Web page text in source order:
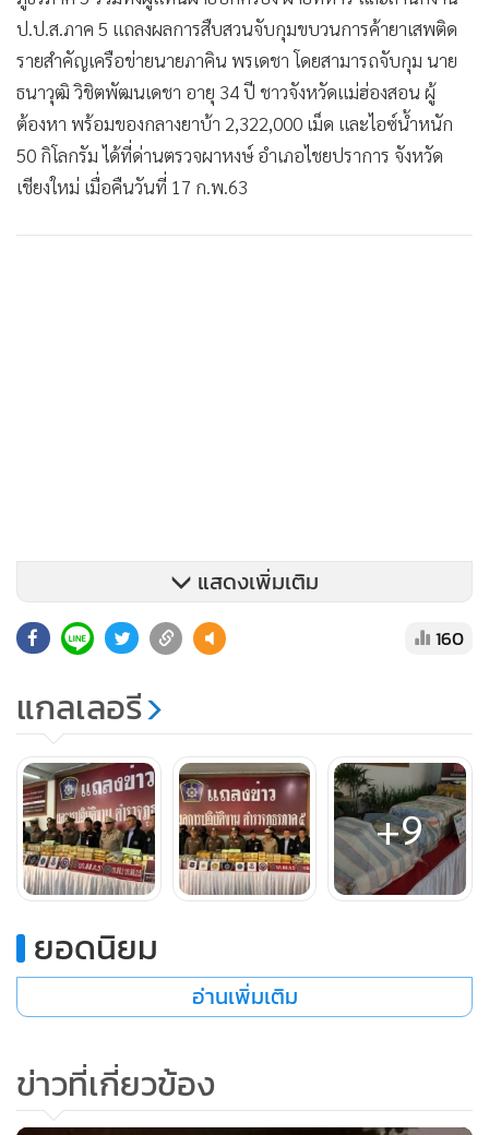
ป.ป.ส.ภาค 5 แถลงผลการสืบสวนจับกุมขบวนการค้ายาเสพติด
รายสำคัญเครือข่ายนายภาคิน พรเดชา โดยสามารถจับกุม นาย
ธนาวุฒิ วิชิตพัฒนเดชา อายุ 34 ปี ชาวจังหวัดแม่ฮ่องสอน ผู้
ต้องหา พร้อมของกลางยาบ้า 2,322,000 เม็ด และไอซ์น้ำหนัก
50 กิโลกรัม ได้ที่ด่านตรวจผาหงษ์ อำเภอไชยปราการ จังหวัด
เชียงใหม่ เมื่อคืนวันที่ 17 ก.พ.63
ทั้งนี้ การจับกุมดังกล่าวสืบเนื่องมาจากกองบังคับการสืบสวน
สอบสวนตำรวจภูธรภาค 5 ได้พบข่าวสารความเคลื่อนไหวการก
ระทำความผิดของนายธนาวุฒิ ในการจัดหาและลำเลียงยาเสพ
แสดงเพิ่มเติม
160
แกลเลอรี
+9
ยอดนิยม
อ่านเพิ่มเติม
ข่าวที่เกี่ยวข้อง